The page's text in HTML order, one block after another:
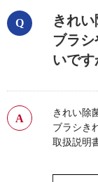
きれ
ブラ
いです
きれい除
ブラシき
取扱説明